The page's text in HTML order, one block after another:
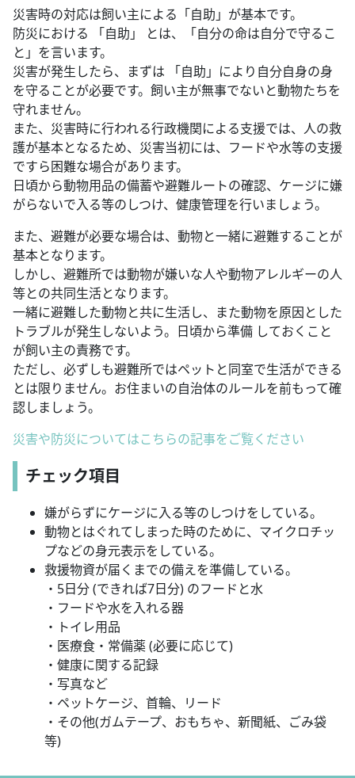
災害時の対応は飼い主による「自助」が基本です。
防災における 「自助」 とは、「自分の命は自分で守るこ
と」を言います。
災害が発生したら、まずは 「自助」により自分自身の身
を守ることが必要です。飼い主が無事でないと動物たちを
守れません。
また、災害時に行われる行政機関による支援では、人の救
護が基本となるため、災害当初には、フードや水等の支援
ですら困難な場合があります。
日頃から動物用品の備蓄や避難ルートの確認、ケージに嫌
がらないで入る等のしつけ、健康管理を行いましょう。
また、避難が必要な場合は、動物と一緒に避難することが
基本となります。
しかし、避難所では動物が嫌いな人や動物アレルギーの人
等との共同生活となります。
一緒に避難した動物と共に生活し、また動物を原因とした
トラブルが発生しないよう。日頃から準備 しておくこと
が飼い主の責務です。
ただし、必ずしも避難所ではペットと同室で生活ができる
とは限りません。お住まいの自治体のルールを前もって確
認しましょう。
災害や防災についてはこちらの記事をご覧ください
チェック項目
嫌がらずにケージに入る等のしつけをしている。
動物とはぐれてしまった時のために、マイクロチッ
プなどの身元表示をしている。
救援物資が届くまでの備えを準備している。
・5日分 (できれば7日分) のフードと水
・フードや水を入れる器
・トイレ用品
・医療食・常備薬 (必要に応じて)
・健康に関する記録
・写真など
・ペットケージ、首輪、リード
・その他(ガムテープ、おもちゃ、新聞紙、ごみ袋
等)